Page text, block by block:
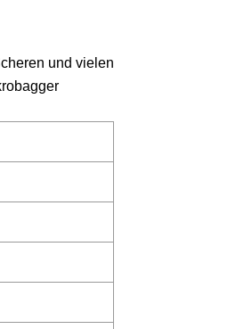
und vielen